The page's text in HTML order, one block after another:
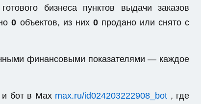
бизнеса пунктов выдачи заказов
0 объектов, из них 0продано или снято с
финансовыми показателями — каждое
и бот в Max max.ru/id024203222908_bot , где